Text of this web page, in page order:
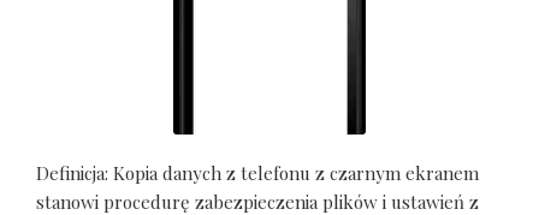
Definicja: Kopia danych z telefonu z czarnym ekranem
stanowi procedurę zabezpieczenia plików i ustawień z